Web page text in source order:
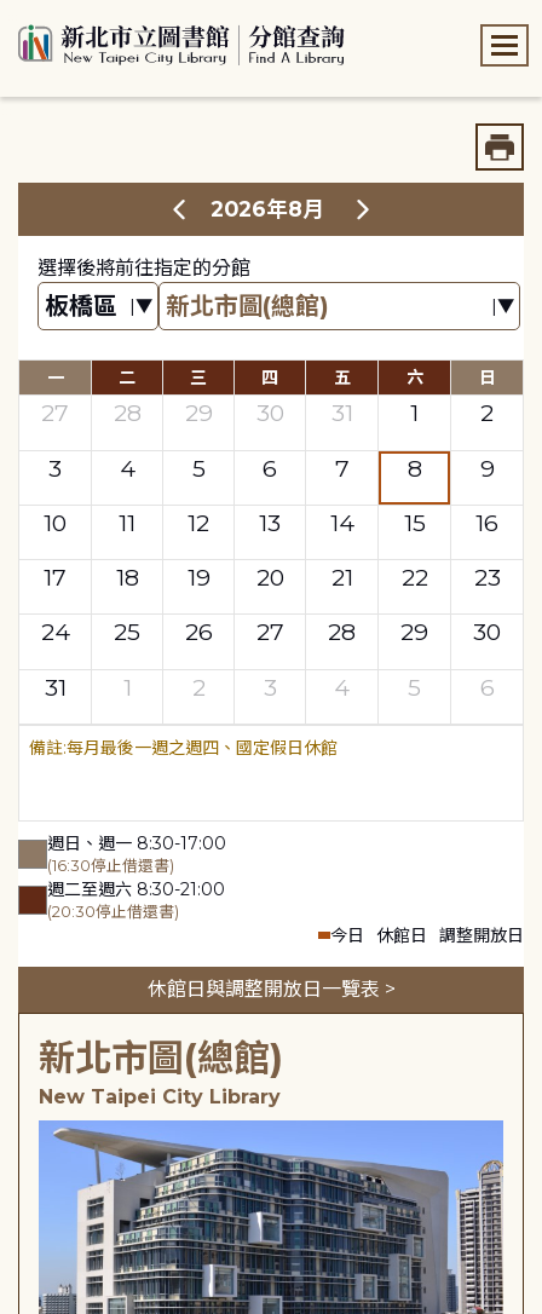
2026年8月
選擇後將前往指定的分館
一 二 三 四 五 六 日
27 28 29 30 31 1
2
3
4 5 6 7 8
9
10
11 12 13 14 15
16
17
18 19 20 21 22
23
24
25 26 27 28 29
30
31
1 2 3 4 5 6
每月最後一週之週四、國定假日休館
週日、週一 8:30-17:00
(16:30停止借還書)
週二至週六 8:30-21:00
(20:30停止借還書)
今日 休館日 調整開放日
休館日與調整開放日一覽表 >
新北市圖(總館)
New Taipei City Library